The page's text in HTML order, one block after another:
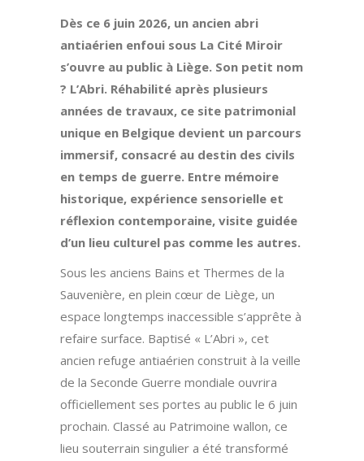
Dès ce 6 juin 2026, un ancien abri
antiaérien enfoui sous La Cité Miroir
s’ouvre au public à Liège. Son petit nom
? L’Abri. Réhabilité après plusieurs
années de travaux, ce site patrimonial
unique en Belgique devient un parcours
immersif, consacré au destin des civils
en temps de guerre. Entre mémoire
historique, expérience sensorielle et
réflexion contemporaine, visite guidée
d’un lieu culturel pas comme les autres.
Sous les anciens Bains et Thermes de la
Sauvenière, en plein cœur de Liège, un
espace longtemps inaccessible s’apprête à
refaire surface. Baptisé « L’Abri », cet
ancien refuge antiaérien construit à la veille
de la Seconde Guerre mondiale ouvrira
officiellement ses portes au public le 6 juin
prochain. Classé au Patrimoine wallon, ce
lieu souterrain singulier a été transformé